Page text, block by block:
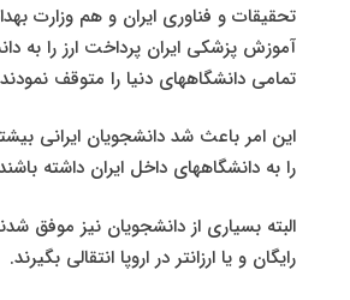
تحقیقات و فناوری ایران و هم وزارت
آموزش پزشکی ایران پرداخت ارز را به
تمامی دانشگاههای دنیا را متوقف
این امر باعث شد دانشجویان ایرانی
را به دانشگاههای داخل ایران داشته
البته بسیاری از دانشجویان نیز موفق
رایگان و یا ارزانتر در اروپا انتقالی بگیرند.